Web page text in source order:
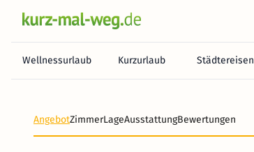
Wellnessurlaub Kurzurlaub Städtereisen
AngebotZimmerLageAusstattungBewertungen